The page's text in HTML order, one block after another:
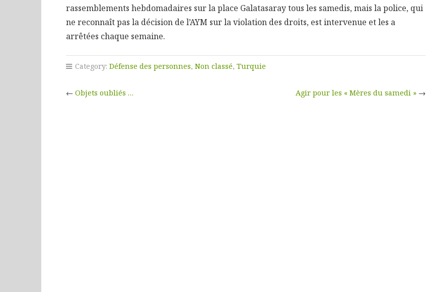
rassemblements hebdomadaires sur la place Galatasaray tous les samedis, mais la police, qui
ne reconnaît pas la décision de l’AYM sur la violation des droits, est intervenue et les a
arrêtées chaque semaine.
Category: Défense des personnes, Non classé, Turquie
← Objets oubliés … Agir pour les « Mères du samedi »→